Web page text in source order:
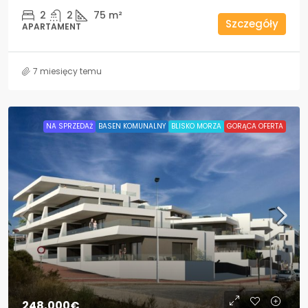
2 2 75 m²
APARTAMENT Szczegóły
7 miesięcy temu
NA SPRZEDAŻ BASEN KOMUNALNY BLISKO MORZA GORĄCA OFERTA